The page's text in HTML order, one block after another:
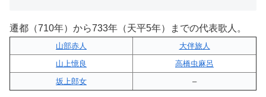
遷都（710年）から733年（天平5年）までの代表歌人。
山部赤人
大伴旅人
山上憶良
高橋虫麻呂
坂上郎女
–